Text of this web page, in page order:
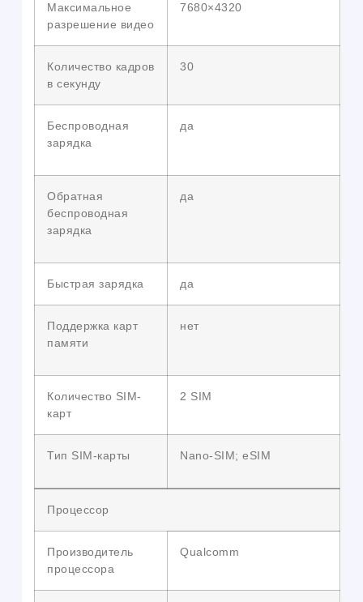
Максимальное
разрешение видео
7680×4320
Количество кадров
в секунду
30
Беспроводная
зарядка
да
Обратная
беспроводная
зарядка
да
Быстрая зарядка да
Поддержка карт
памяти
нет
Количество SIM-
карт
2 SIM
Тип SIM-карты Nano-SIM; eSIM
Процессор
Производитель
процессора
Qualcomm